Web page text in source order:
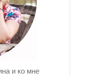
и ко мне